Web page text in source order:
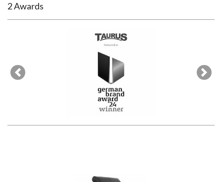
2 Awards
Previous Next